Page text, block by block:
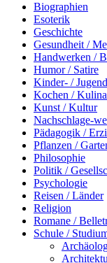
Biographien
Esoterik
Geschichte
Gesundheit /
Handwerken /
Humor / Satire
Kinder- /
Kochen /
Kunst / Kultur
Nachschlage-
Pädagogik /
Pflanzen /
Philosophie
Politik /
Psychologie
Reisen / Länder
Religion
Romane /
Schule /